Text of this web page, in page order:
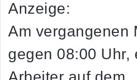
Anzeige:
Am vergangenen
gegen 08:00 Uhr,
Arbeiter auf dem